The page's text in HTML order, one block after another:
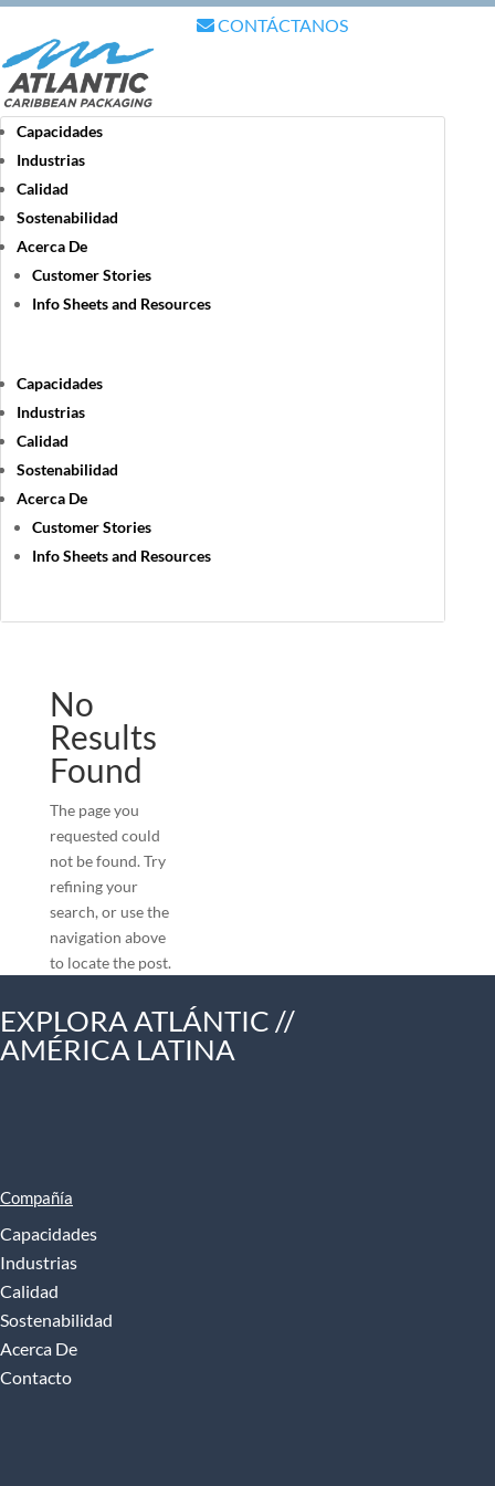
CONTÁCTANOS
Capacidades
Industrias
Calidad
Sostenabilidad
Acerca De
Customer Stories
Info Sheets and Resources
Capacidades
Industrias
Calidad
Sostenabilidad
Acerca De
Customer Stories
Info Sheets and Resources
No
Results
Found
The page you
requested could
not be found. Try
refining your
search, or use the
navigation above
to locate the post.
EXPLORA ATLÁNTIC //
AMÉRICA LATINA
Compañía
Capacidades
Industrias
Calidad
Sostenabilidad
Acerca De
Contacto